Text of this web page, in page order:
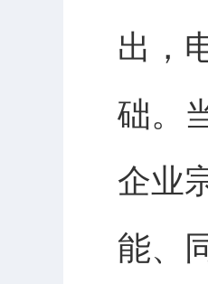
出，
础。
企业
能、